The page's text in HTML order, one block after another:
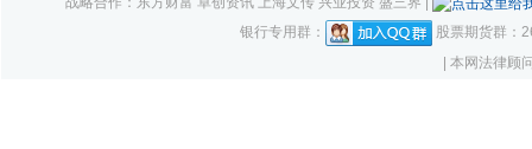
银行专用群：
股票期货群：
| 本网法律顾